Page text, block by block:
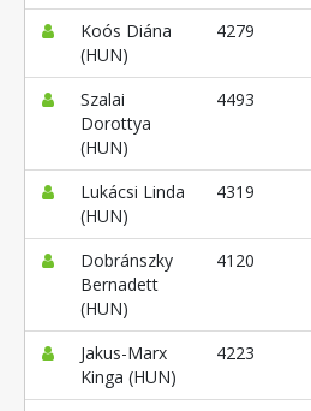
Koós Diána
(HUN)
4279
Szalai
Dorottya
(HUN)
4493
Lukácsi Linda
(HUN)
4319
Dobránszky
Bernadett
(HUN)
4120
Jakus-Marx
Kinga (HUN)
4223